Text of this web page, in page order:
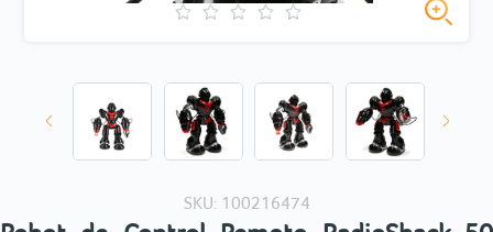
SKU: 100216474